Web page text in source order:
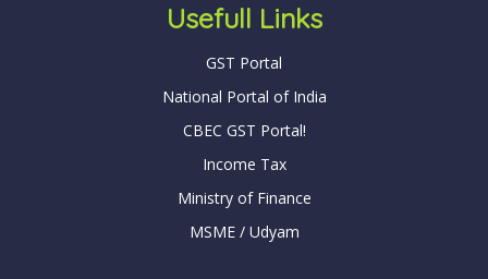
Usefull Links
GST Portal
National Portal of India
CBEC GST Portal!
Income Tax
Ministry of Finance
MSME / Udyam